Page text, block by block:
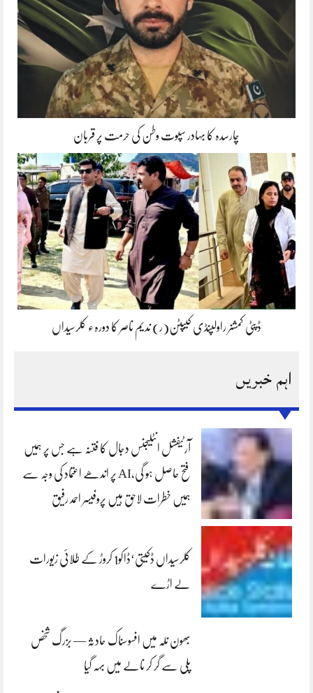
چارسدہ کا بہادر سپوت وطن کی حرمت پر قربان
ڈپٹی کمشنر راولپنڈی کیپٹن(ر) ندیم ناصر کا دورہء کلرسیداں
اہم خبریں
آرٹیفشل انٹلیجنس دجال کا فتنہ ہے جس پر ہمیں
فتح حاصل ہو گی،AI پر اندھے اعتماد کی وجہ سے
ہمیں خطرات لاحق ہیں پروفیسر احمد رفیق
کلرسیداں ڈکیتی‘ڈاکو1 کروڑ کے طلائی زیورات
لے اڑے
بھون نلہ میں افسوسناک حادثہ — بزرگ شخص
پلی سے گر کر نالے میں بہہ گیا